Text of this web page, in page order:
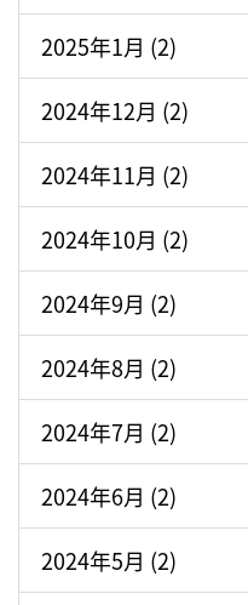
2025年1月 (2)
2024年12月 (2)
2024年11月 (2)
2024年10月 (2)
2024年9月 (2)
2024年8月 (2)
2024年7月 (2)
2024年6月 (2)
2024年5月 (2)